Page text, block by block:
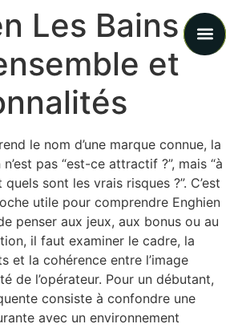
Les Bains :
et
le nom d’une marque connue, la
pas “est-ce attractif ?”, mais “à
sont les vrais risques ?”. C’est
utile pour comprendre Enghien
penser aux jeux, aux bonus ou au
il faut examiner le cadre, la
et la cohérence entre l’image
de l’opérateur. Pour un débutant,
consiste à confondre une
avec un environnement